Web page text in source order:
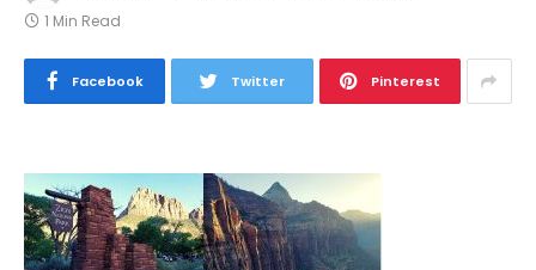
1 Min Read
Facebook Twitter Pinterest